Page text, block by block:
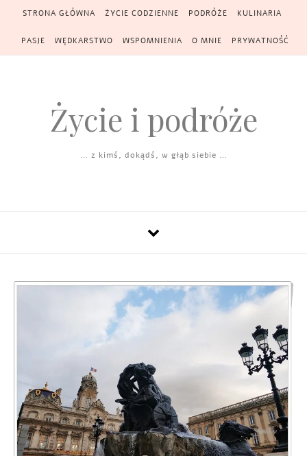
Skip to content
STRONA GŁÓWNA ŻYCIE CODZIENNE PODRÓŻE KULINARIA
PASJE WĘDKARSTWO WSPOMNIENIA O MNIE PRYWATNOŚĆ
Życie i podróże
… z kimś, dokądś, w głąb siebie …